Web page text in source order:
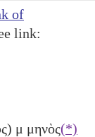
of
link:
μ μηνὸς(*)